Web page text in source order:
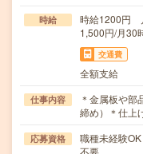
時給
時給1200円
1,500円/月30
交通費
全額支給
仕事内容
＊金属板や
締め）＊仕上
応募資格
職種未経験
不要